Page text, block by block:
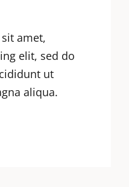
amet,
elit, sed do
ut
aliqua.